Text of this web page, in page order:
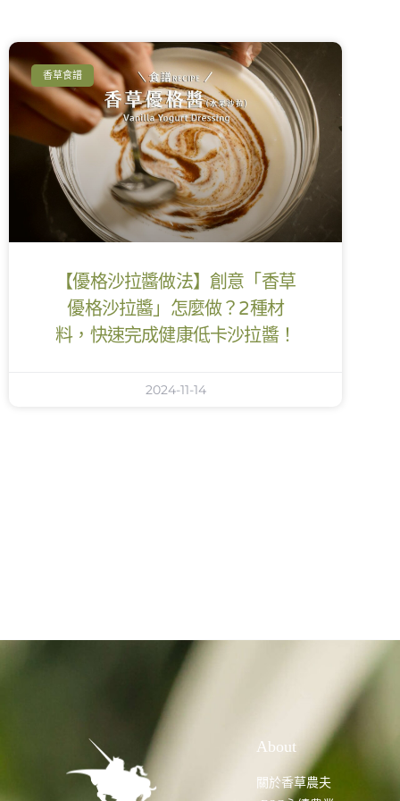
香草食譜
【優格沙拉醬做法】創意「香草
優格沙拉醬」怎麼做？2種材
料，快速完成健康低卡沙拉醬！
2024-11-14
About
關於香草農夫